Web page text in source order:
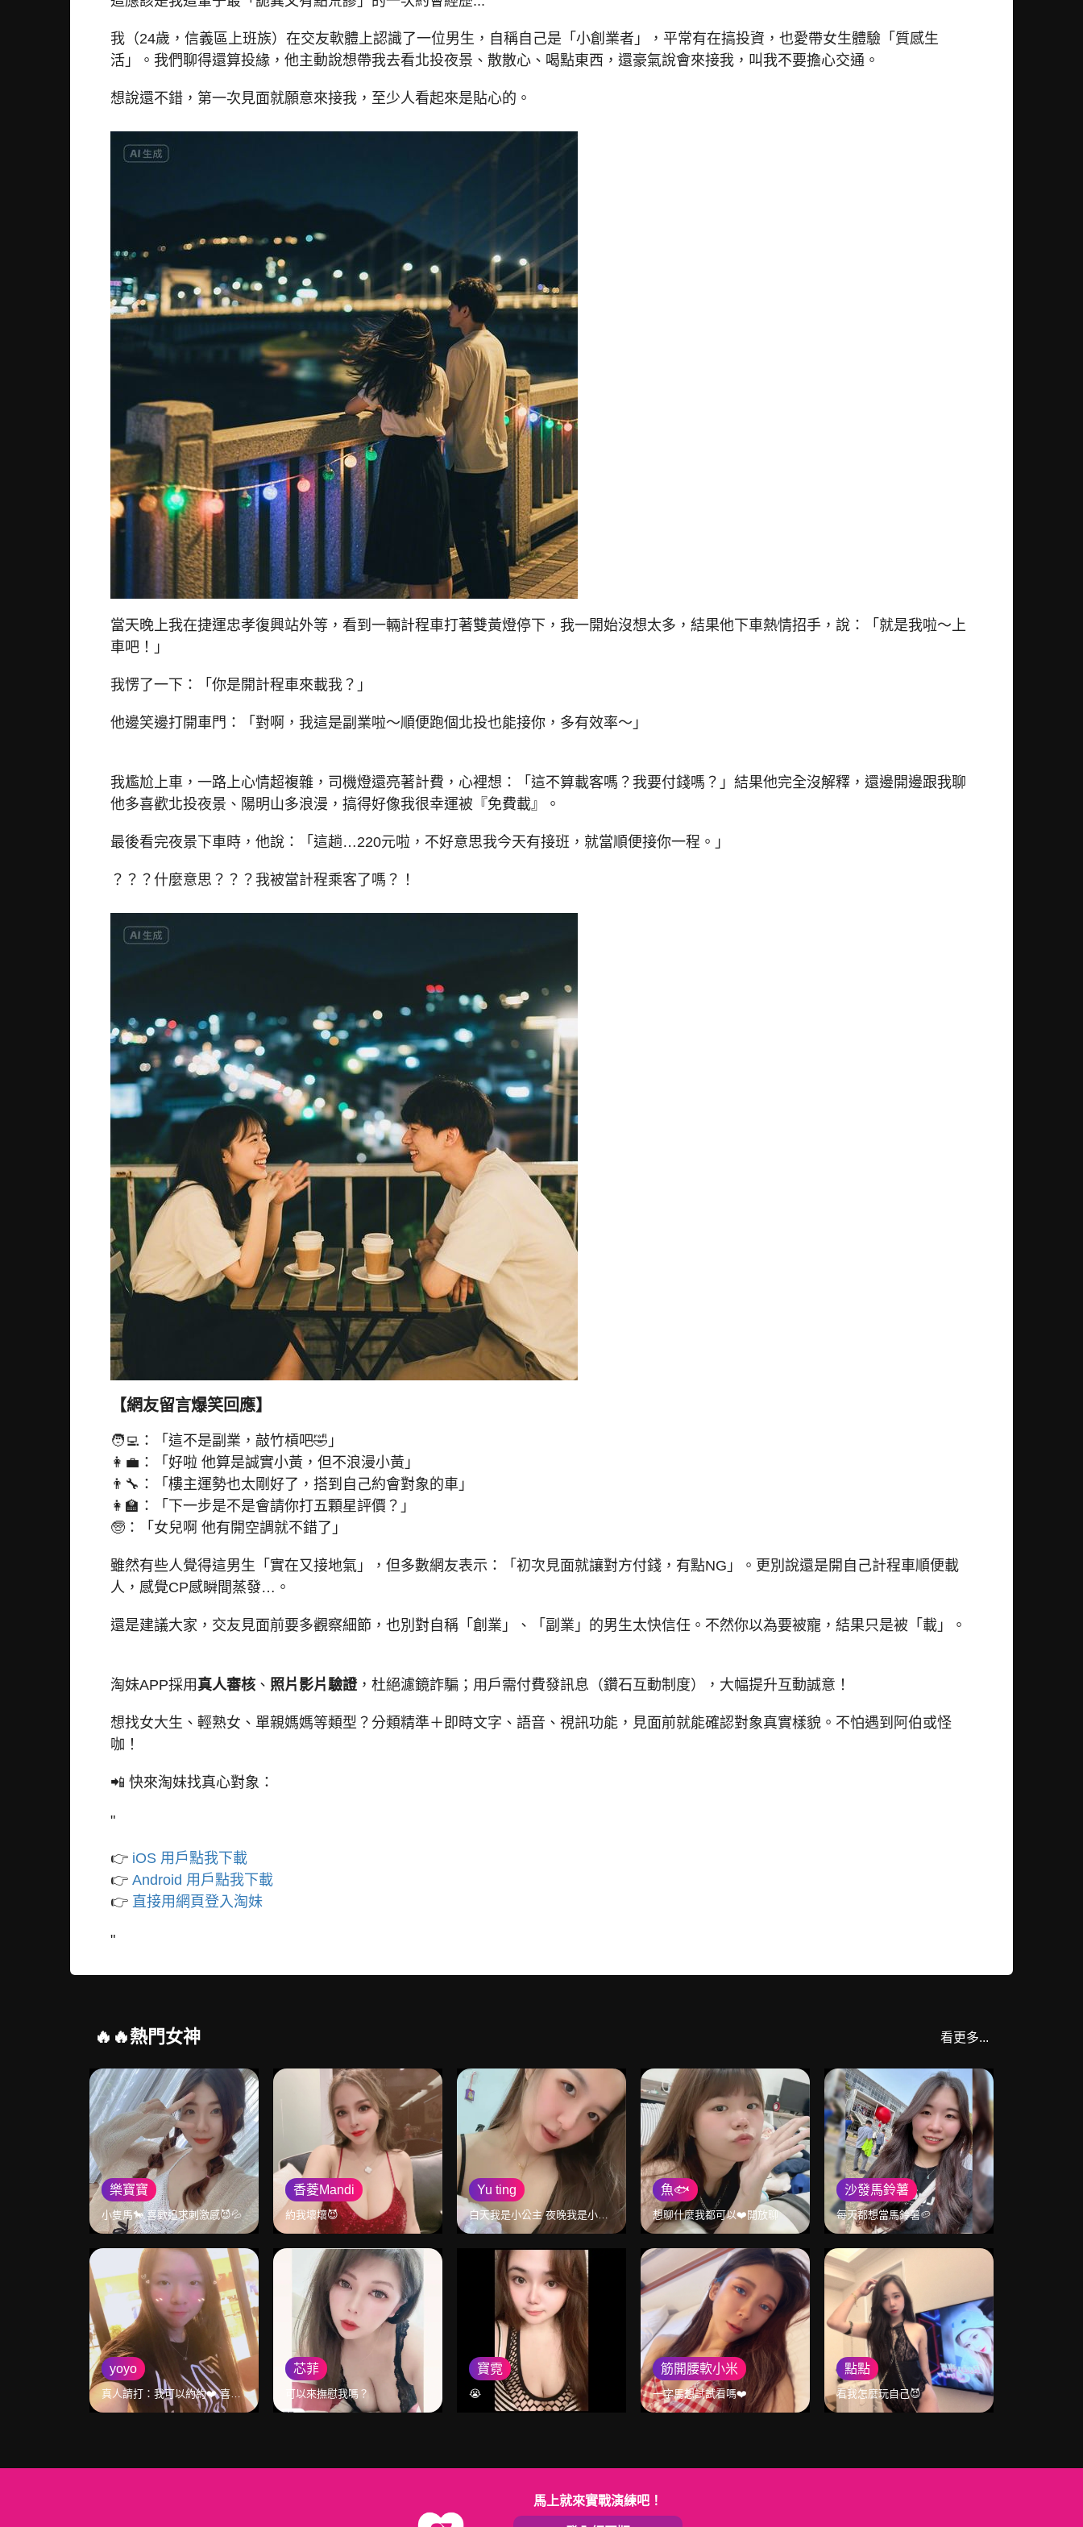
我（24歲，信義區上班族）在交友軟體上認識了一位男生，自稱自己是「小創業者」，平常有在搞投資，也愛帶女生體驗「質感生
活」。我們聊得還算投緣，他主動說想帶我去看北投夜景、散散心、喝點東西，還豪氣說會來接我，叫我不要擔心交通。
想說還不錯，第一次見面就願意來接我，至少人看起來是貼心的。
當天晚上我在捷運忠孝復興站外等，看到一輛計程車打著雙黃燈停下，我一開始沒想太多，結果他下車熱情招手，說：「就是我啦～上
車吧！」
我愣了一下：「你是開計程車來載我？」
他邊笑邊打開車門：「對啊，我這是副業啦～順便跑個北投也能接你，多有效率～」
我尷尬上車，一路上心情超複雜，司機燈還亮著計費，心裡想：「這不算載客嗎？我要付錢嗎？」結果他完全沒解釋，還邊開邊跟我聊
他多喜歡北投夜景、陽明山多浪漫，搞得好像我很幸運被『免費載』。
最後看完夜景下車時，他說：「這趟…220元啦，不好意思我今天有接班，就當順便接你一程。」
？？？什麼意思？？？我被當計程乘客了嗎？！
【網友留言爆笑回應】
🧑‍💻：「這不是副業，敲竹槓吧🤣」
👩‍💼：「好啦 他算是誠實小黃，但不浪漫小黃」
👨‍🔧：「樓主運勢也太剛好了，搭到自己約會對象的車」
👩‍🏫：「下一步是不是會請你打五顆星評價？」
🧓：「女兒啊 他有開空調就不錯了」
雖然有些人覺得這男生「實在又接地氣」，但多數網友表示：「初次見面就讓對方付錢，有點NG」。更別說還是開自己計程車順便載
人，感覺CP感瞬間蒸發…。
還是建議大家，交友見面前要多觀察細節，也別對自稱「創業」、「副業」的男生太快信任。不然你以為要被寵，結果只是被「載」。
淘妹APP採用 真人審核 、 照片影片驗證，杜絕濾鏡詐騙；用戶需付費發訊息（鑽石互動制度），大幅提升互動誠意！
想找女大生、輕熟女、單親媽媽等類型？分類精準＋即時文字、語音、視訊功能，見面前就能確認對象真實樣貌。不怕遇到阿伯或怪
咖！
📲 快來淘妹找真心對象：
"
👉 iOS 用戶點我下載
👉 Android 用戶點我下載
👉 直接用網頁登入淘妹
"
🔥🔥熱門女神 看更多...
樂寶寶
小隻馬🐎 喜歡追求刺激感😈💦
香菱Mandi
約我壞壞😈
Yu ting 魚🐟
想聊什麼我都可以❤️開放聊
沙發馬鈴薯
每天都想當馬鈴薯🥔
yoyo
真人請打：我可以約約❤️ 喜歡追求刺激❤️ 主動內洽更加分🤣😜
芯菲
可以來撫慰我嗎？
寶霓
😭
筋開腰軟小米
一字馬想試試看嗎❤️
點點
看我怎麼玩自己😈
馬上就來實戰演練吧！